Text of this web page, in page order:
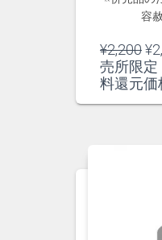
容
¥2,200元
の
価
¥
売所限定
料還元価